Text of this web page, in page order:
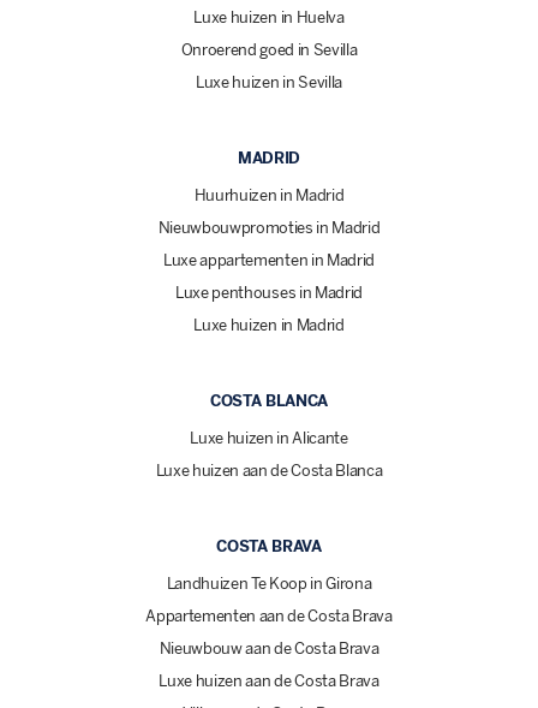
Luxe huizen in Huelva
Onroerend goed in Sevilla
Luxe huizen in Sevilla
MADRID
Huurhuizen in Madrid
Nieuwbouwpromoties in Madrid
Luxe appartementen in Madrid
Luxe penthouses in Madrid
Luxe huizen in Madrid
COSTA BLANCA
Luxe huizen in Alicante
Luxe huizen aan de Costa Blanca
COSTA BRAVA
Landhuizen Te Koop in Girona
Appartementen aan de Costa Brava
Nieuwbouw aan de Costa Brava
Luxe huizen aan de Costa Brava